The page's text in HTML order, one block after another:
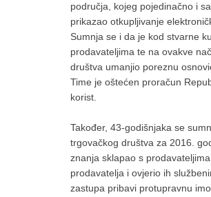
područja, kojeg pojedinačno i
prikazao otkupljivanje
Sumnja se i da je kod stvarne
prodavateljima te na ovakve
društva umanjio poreznu
Time je oštećen proračun
korist.
Također, 43-godišnjaka se
trgovačkog društva za 2016.
znanja sklapao s
prodavatelja i ovjerio ih
zastupa pribavi protupravnu